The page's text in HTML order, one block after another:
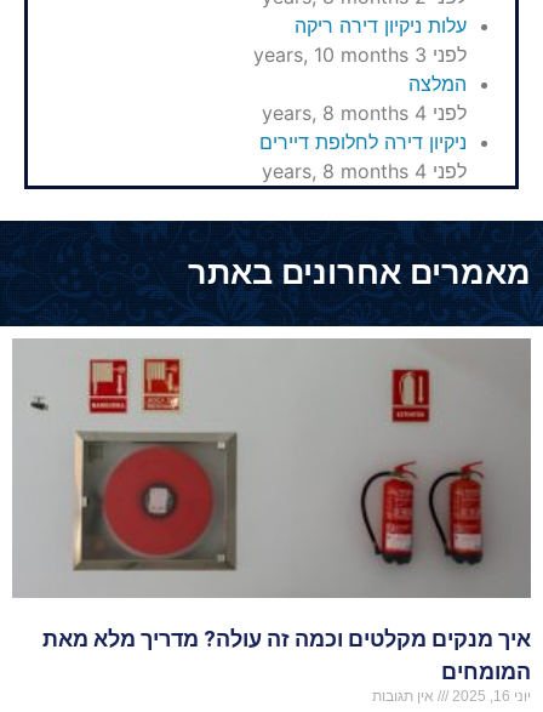
עלות ניקיון דירה ריקה
לפני 3 years, 10 months
המלצה
לפני 4 years, 8 months
ניקיון דירה לחלופת דיירים
לפני 4 years, 8 months
מאמרים אחרונים באתר
איך מנקים מקלטים וכמה זה עולה? מדריך מלא מאת
המומחים
יוני 16, 2025 אין תגובות